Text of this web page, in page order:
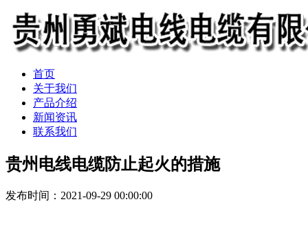
首页
关于我们
产品介绍
新闻资讯
联系我们
贵州电线电缆防止起火的措施
发布时间：2021-09-29 00:00:00